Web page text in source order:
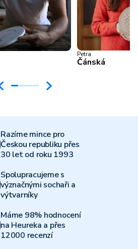
Petra
Čánská
Razíme mince pro
Českou republiku přes
30 let od roku 1993
Spolupracujeme s
význačnými sochaři a
výtvarníky
Máme 98% hodnocení
na Heureka a přes
12000 recenzí